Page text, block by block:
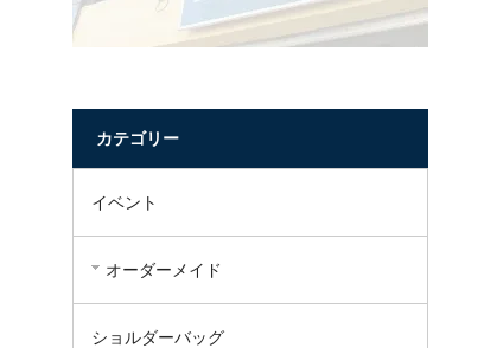
カテゴリー
イベント
オーダーメイド
ショルダーバッグ